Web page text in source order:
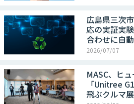
広島県三次
応の実証実
合わせに自
2026/07/07
MASC、ヒ
「Unitree
⾶ぶクルマ